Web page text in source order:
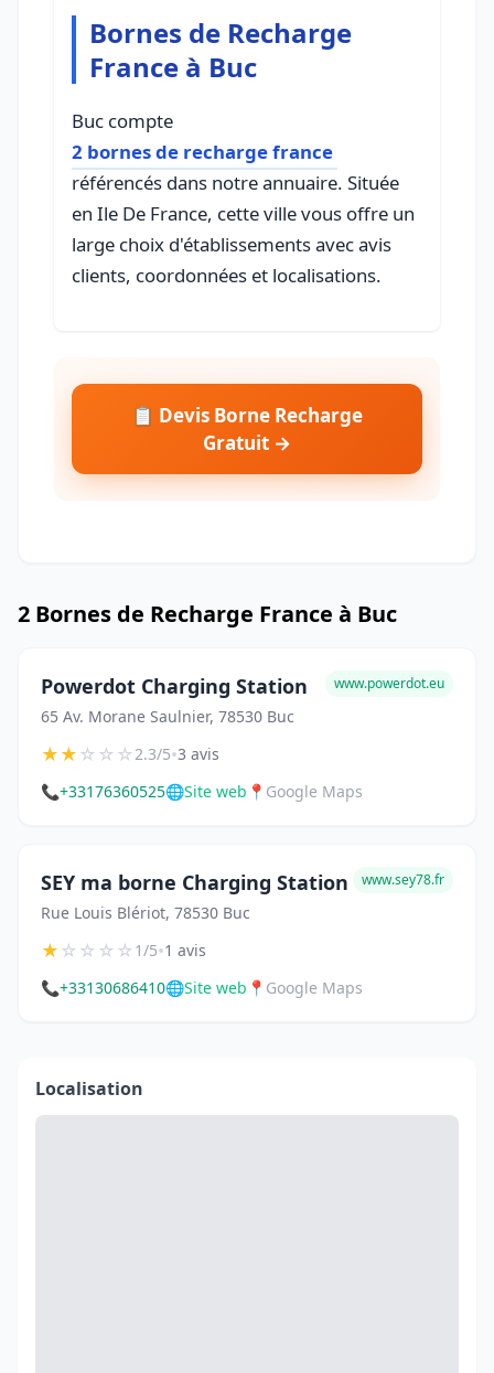
Bornes de Recharge
France à Buc
Buc compte
2 bornes de recharge france
référencés dans notre annuaire. Située
en Ile De France, cette ville vous offre un
large choix d'établissements avec avis
clients, coordonnées et localisations.
📋 Devis Borne Recharge
Gratuit →
2 Bornes de Recharge France à Buc
Powerdot Charging Station
65 Av. Morane Saulnier, 78530 Buc
www.powerdot.eu
★★☆☆☆2.3/5•3 avis
📞+33176360525🌐Site web 📍 Google Maps
SEY ma borne Charging Station
Rue Louis Blériot, 78530 Buc
www.sey78.fr
★☆☆☆☆1/5•1 avis
📞+33130686410🌐Site web 📍 Google Maps
Localisation